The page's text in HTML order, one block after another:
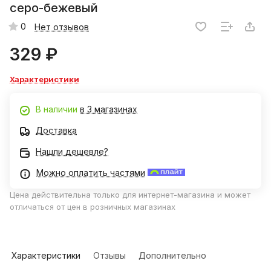
серо-бежевый
0 Нет отзывов
329 ₽
Характеристики
В наличии в 3 магазинах
Доставка
Нашли дешевле?
Можно оплатить частями
Цена действительна только для интернет-магазина и может
отличаться от цен в розничных магазинах
Характеристики Отзывы Дополнительно